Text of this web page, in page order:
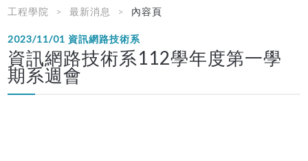
工程學院 最新消息 內容頁
2023/11/01 資訊網路技術系
資訊網路技術系112學年度第一學
期系週會